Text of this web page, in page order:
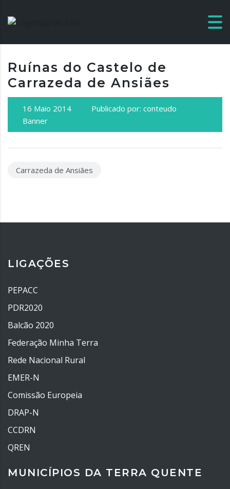
Ruínas do Castelo de
Carrazeda de Ansiães
16 Maio 2014
Publicado por: conteudo
Banner
Carrazeda de Ansiães
LIGAÇÕES
PEPACC
PDR2020
Balcão 2020
Federação Minha Terra
Rede Nacional Rural
EMER-N
Comissão Europeia
DRAP-N
CCDRN
QREN
MUNICÍPIOS DA TERRA QUENTE